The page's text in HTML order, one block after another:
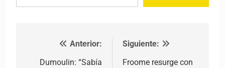
Navegación de entradas
Anterior:
Dumoulin: “Sabía
Siguiente:
Froome resurge con